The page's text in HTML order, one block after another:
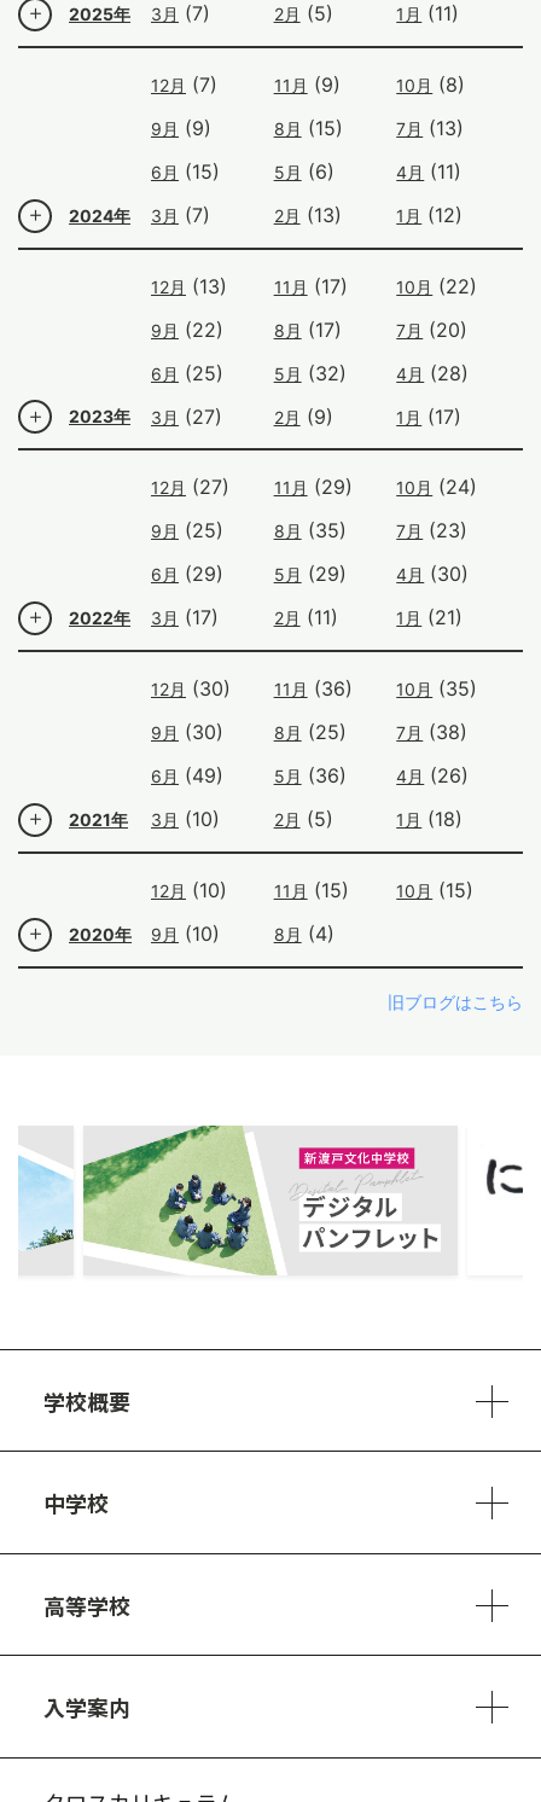
2025年 3月 (7) 2月 (5) 1月 (11)
2024年
12月 (7) 11月 (9) 10月 (8)
9月 (9) 8月 (15) 7月 (13)
6月 (15) 5月 (6) 4月 (11)
3月 (7) 2月 (13) 1月 (12)
2023年
12月 (13) 11月 (17) 10月 (22)
9月 (22) 8月 (17) 7月 (20)
6月 (25) 5月 (32) 4月 (28)
3月 (27) 2月 (9) 1月 (17)
2022年
12月 (27) 11月 (29) 10月 (24)
9月 (25) 8月 (35) 7月 (23)
6月 (29) 5月 (29) 4月 (30)
3月 (17) 2月 (11) 1月 (21)
2021年
12月 (30) 11月 (36) 10月 (35)
9月 (30) 8月 (25) 7月 (38)
6月 (49) 5月 (36) 4月 (26)
3月 (10) 2月 (5) 1月 (18)
2020年
12月 (10) 11月 (15) 10月 (15)
9月 (10) 8月 (4)
旧ブログはこちら
学校概要
中学校
高等学校
入学案内